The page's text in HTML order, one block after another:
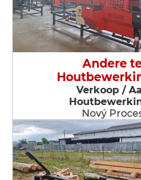
Andere
Verkoop /
Nový